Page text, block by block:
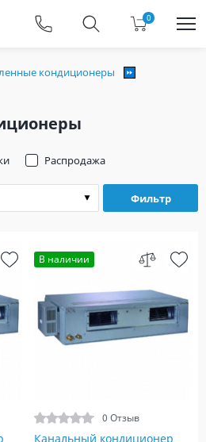
0
кондиционеры
Фильтр
Распродажа
В наличии
0 Отзыв
Канальный кондиционер